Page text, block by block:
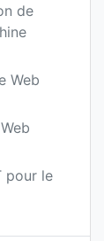
de
Web
pour le